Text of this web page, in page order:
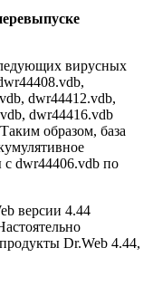
вирусных
dwr44412.vdb,
dwr44416.vdb
образом, база
dwr44406.vdb по
версии 4.44
Dr.Web 4.44,